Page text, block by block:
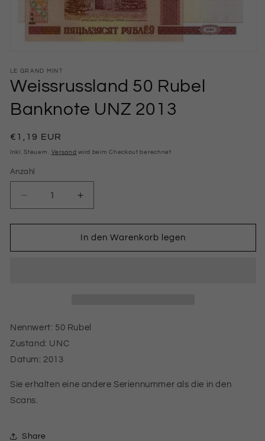
in
Modal
öffnen
LE GRAND MINT
Weissrussland 50 Rubel
Banknote UNZ 2013
Normaler
Preis
€1,19 EUR
Inkl. Steuern. Versand wird beim Checkout berechnet
Anzahl
Anzahl
Verringere
die
Menge
Weissrussland
Erhöhe
die
Menge
für
Weissrussland
In den Warenkorb legen
Nennwert: 50 Rubel
Zustand: UNC
Datum: 2013
Sie erhalten eine andere Seriennummer als die in den
Scans.
Share